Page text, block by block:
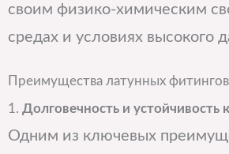
своим физико-химическим
средах и условиях высокого
Преимущества латунных фитингов
1. Долговечность и устойчивость
Одним из ключевых